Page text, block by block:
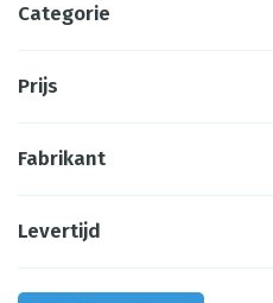
Categorie
Prijs
Fabrikant
Levertijd